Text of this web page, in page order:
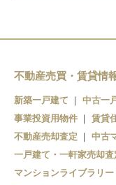
人形町
八丁堀
築地
住吉
錦糸町
浅草橋
東日本橋
人形町
日本橋
宝町
東銀座
不動産売買・賃貸情
新築一戸建て 中古一
事業投資用物件
賃貸
不動産売却査定
中古
一戸建て・一軒家売却査
マンションライブラリー